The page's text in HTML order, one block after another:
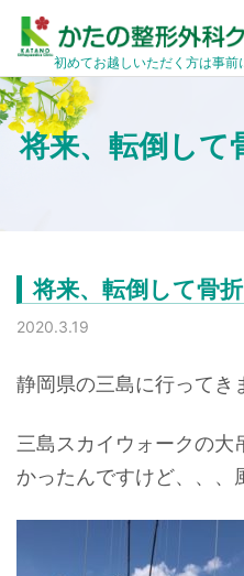
初めてお越しいただく方は事
将来、転倒して
将来、転倒して骨
2020.3.19
静岡県の三島に行ってき
三島スカイウォークの大
かったんですけど、、、